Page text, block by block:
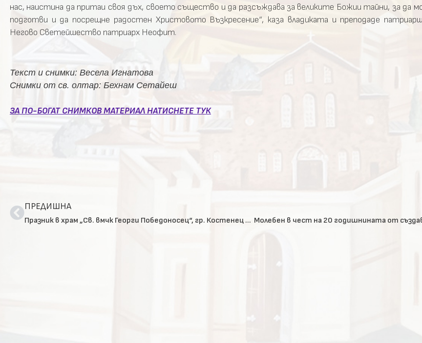
нас, наистина да притаи своя дъх, своето същество и да разсъждава за великите Божии тайни, за да
подготви и да посрещне радостен Христовото Възкресение“, каза владиката и преподаде
Негово Светейшество патриарх Неофит.
Текст и снимки: Весела Игнатова
Снимки от св. олтар: Бехнам Сетайеш
ЗА ПО-БОГАТ СНИМКОВ МАТЕРИАЛ НАТИСНЕТЕ ТУК
ПРЕДИШНА
Празник в храм „Св. вмчк Георги Победоносец“, гр. Костенец – обновено